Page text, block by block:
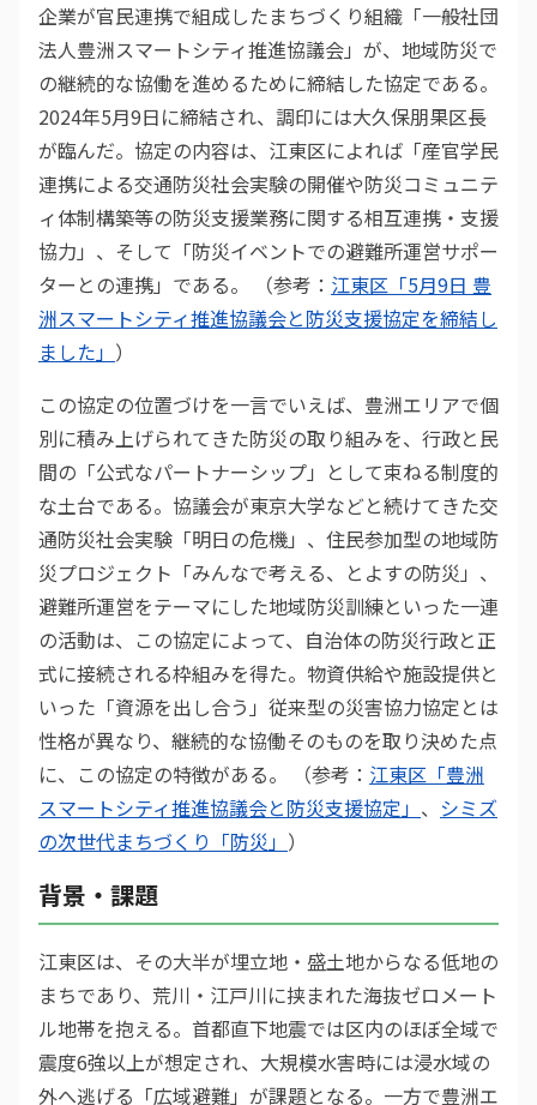
企業が官民連携で組成したまちづくり組織「一般社団
法人豊洲スマートシティ推進協議会」が、地域防災で
の継続的な協働を進めるために締結した協定である。
2024年5月9日に締結され、調印には大久保朋果区長
が臨んだ。協定の内容は、江東区によれば「産官学民
連携による交通防災社会実験の開催や防災コミュニテ
ィ体制構築等の防災支援業務に関する相互連携・支援
協力」、そして「防災イベントでの避難所運営サポー
ターとの連携」である。 （参考： 江東区「5月9日 豊
洲スマートシティ推進協議会と防災支援協定を締結し
ました」 ）
この協定の位置づけを一言でいえば、豊洲エリアで個
別に積み上げられてきた防災の取り組みを、行政と民
間の「公式なパートナーシップ」として束ねる制度的
な土台である。協議会が東京大学などと続けてきた交
通防災社会実験「明日の危機」、住民参加型の地域防
災プロジェクト「みんなで考える、とよすの防災」、
避難所運営をテーマにした地域防災訓練といった一連
の活動は、この協定によって、自治体の防災行政と正
式に接続される枠組みを得た。物資供給や施設提供と
いった「資源を出し合う」従来型の災害協力協定とは
性格が異なり、継続的な協働そのものを取り決めた点
に、この協定の特徴がある。 （参考： 江東区「豊洲
スマートシティ推進協議会と防災支援協定」 、 シミズ
の次世代まちづくり「防災」 ）
背景・課題
江東区は、その大半が埋立地・盛土地からなる低地の
まちであり、荒川・江戸川に挟まれた海抜ゼロメート
ル地帯を抱える。首都直下地震では区内のほぼ全域で
震度6強以上が想定され、大規模水害時には浸水域の
外へ逃げる「広域避難」が課題となる。一方で豊洲エ